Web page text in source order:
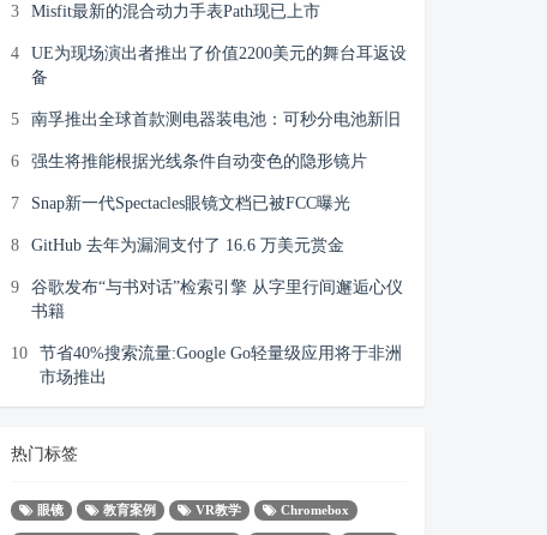
3 Misfit最新的混合动力手表Path现已上市
4
UE为现场演出者推出了价值2200美元的舞台耳返设
备
5 南孚推出全球首款测电器装电池：可秒分电池新旧
6 强生将推能根据光线条件自动变色的隐形镜片
7 Snap新一代Spectacles眼镜文档已被FCC曝光
8 GitHub 去年为漏洞支付了 16.6 万美元赏金
9
谷歌发布“与书对话”检索引擎 从字里行间邂逅心仪
书籍
10
节省40%搜索流量:Google Go轻量级应用将于非洲
市场推出
热门标签
眼镜 教育案例 VR教学 Chromebox